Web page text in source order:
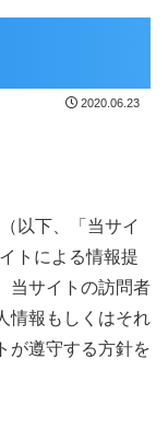
2020.06.23
以下、「当サイ
トによる情報提
当サイトの訪問者
情報もしくはそれ
が遵守する方針を